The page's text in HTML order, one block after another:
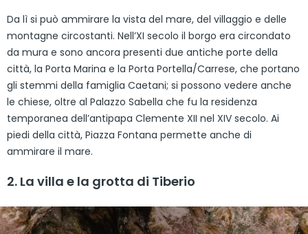
Da lì si può ammirare la vista del mare, del villaggio e delle
montagne circostanti. Nell’XI secolo il borgo era circondato
da mura e sono ancora presenti due antiche porte della
città, la Porta Marina e la Porta Portella/Carrese, che portano
gli stemmi della famiglia Caetani; si possono vedere anche
le chiese, oltre al Palazzo Sabella che fu la residenza
temporanea dell’antipapa Clemente XII nel XIV secolo. Ai
piedi della città, Piazza Fontana permette anche di
ammirare il mare.
2. La villa e la grotta di Tiberio